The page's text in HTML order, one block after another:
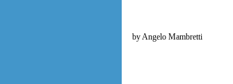
by Angelo Mambretti